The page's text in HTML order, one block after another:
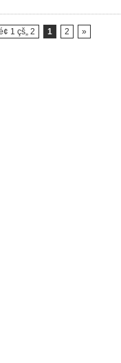
1 çš„ 2 1 2 »